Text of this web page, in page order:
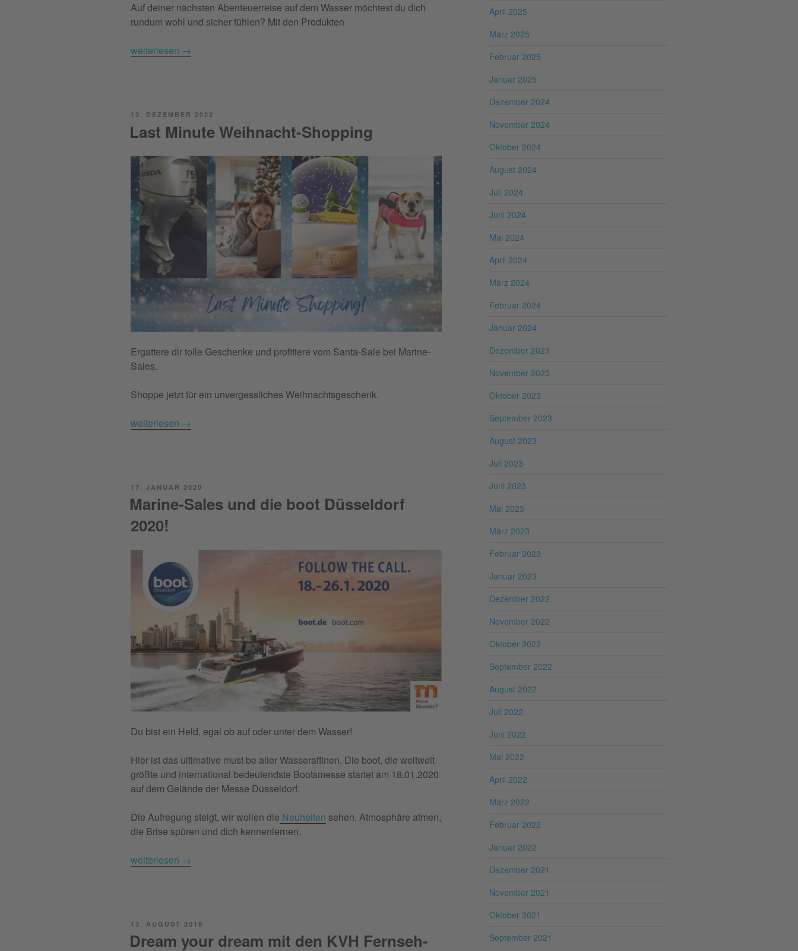
Auf deiner nächsten Abenteuerreise auf dem Wasser möchtest du dich
rundum wohl und sicher fühlen? Mit den Produkten
weiterlesen →
POSTED
13. DEZEMBER 2022
Last Minute Weihnacht-Shopping
Ergattere dir tolle Geschenke und profitiere vom Santa-Sale bei Marine-
Sales.
Shoppe jetzt für ein unvergessliches Weihnachtsgeschenk.
weiterlesen →
POSTED
17. JANUAR 2020
Marine-Sales und die boot Düsseldorf
2020!
Du bist ein Held, egal ob auf oder unter dem Wasser!
Hier ist das ultimative must be aller Wasseraffinen. Die boot, die weltweit
größte und international bedeutendste Bootsmesse startet am 18.01.2020
auf dem Gelände der Messe Düsseldorf.
Die Aufregung steigt, wir wollen die Neuheiten sehen, Atmosphäre atmen,
die Brise spüren und dich kennenlernen.
weiterlesen →
POSTED
13. AUGUST 2019
Dream your dream mit den KVH Fernseh-
April 2025
März 2025
Februar 2025
Januar 2025
Dezember 2024
November 2024
Oktober 2024
August 2024
Juli 2024
Juni 2024
Mai 2024
April 2024
März 2024
Februar 2024
Januar 2024
Dezember 2023
November 2023
Oktober 2023
September 2023
August 2023
Juli 2023
Juni 2023
Mai 2023
März 2023
Februar 2023
Januar 2023
Dezember 2022
November 2022
Oktober 2022
September 2022
August 2022
Juli 2022
Juni 2022
Mai 2022
April 2022
März 2022
Februar 2022
Januar 2022
Dezember 2021
November 2021
Oktober 2021
September 2021